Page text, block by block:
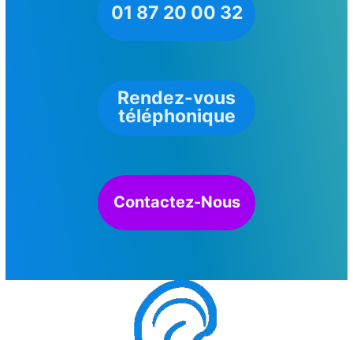
01 87 20 00 32
Rendez-vous
téléphonique
Contactez-Nous